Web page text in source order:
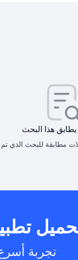
يطابق هذا البحث
تجربة